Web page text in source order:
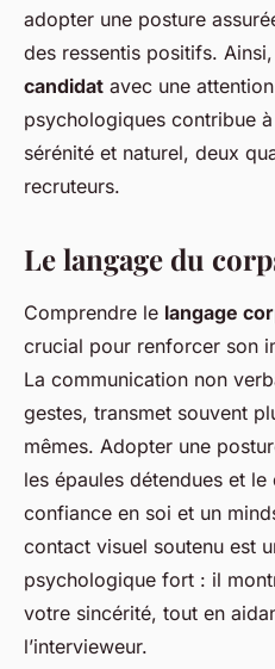
adopter une posture
des ressentis positifs.
candidat avec une
psychologiques contribue
sérénité et naturel, deux
recruteurs.
Le langage du
Comprendre le langage
crucial pour renforcer son
La communication non
gestes, transmet souvent
mêmes. Adopter une
les épaules détendues et
confiance en soi et un
contact visuel soutenu est
psychologique fort : il
votre sincérité, tout en
l’intervieweur.